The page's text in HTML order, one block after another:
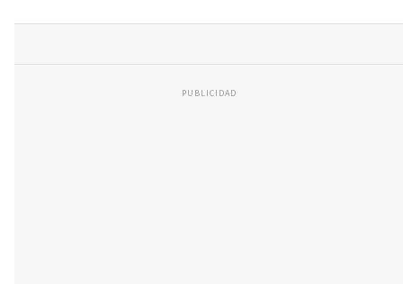
PUBLICIDAD